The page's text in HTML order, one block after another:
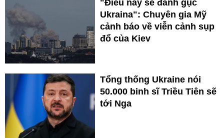
"Điều này sẽ đánh gục
Ukraina": Chuyên gia Mỹ
cảnh báo về viễn cảnh sụp
đổ của Kiev
Tổng thống Ukraine nói
50.000 binh sĩ Triều Tiên sẽ
tới Nga